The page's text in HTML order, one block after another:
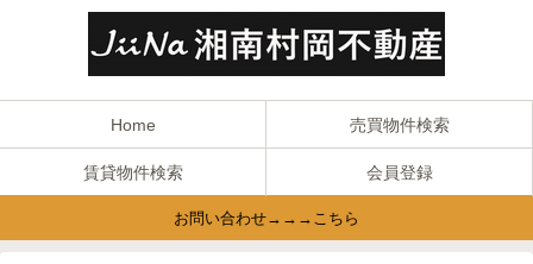
Home 売買物件検索
賃貸物件検索 会員登録
お問い合わせ→→→こちら